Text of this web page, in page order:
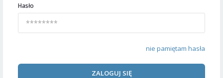
Hasło
nie pamiętam hasła
ZALOGUJ SIĘ